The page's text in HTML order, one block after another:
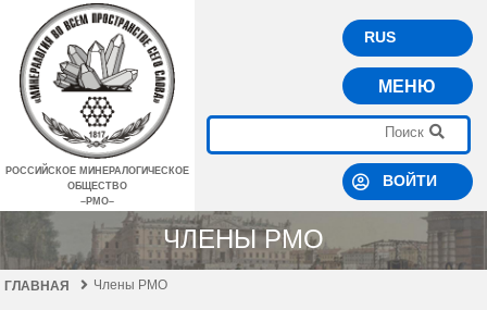
РОССИЙСКОЕ МИНЕРАЛОГИЧЕСКОЕ
ОБЩЕСТВО
–РМО–
RUS
МЕНЮ
ВОЙТИ
ЧЛЕНЫ РМО
ГЛАВНАЯ Члены РМО